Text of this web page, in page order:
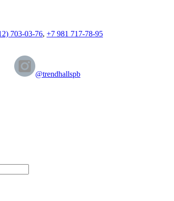
703-03-76, +7 981 717-78-95
@trendhallspb